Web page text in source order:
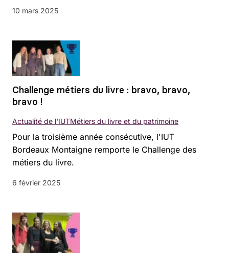
10 mars 2025
Challenge métiers du livre : bravo, bravo,
bravo !
Pour la troisième année consécutive, l'IUT
Bordeaux Montaigne remporte le Challenge des
métiers du livre.
Actualité de l'IUTMétiers du livre et du patrimoine
6 février 2025